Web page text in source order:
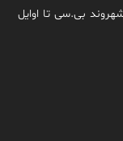
بی.سی تا اوایل